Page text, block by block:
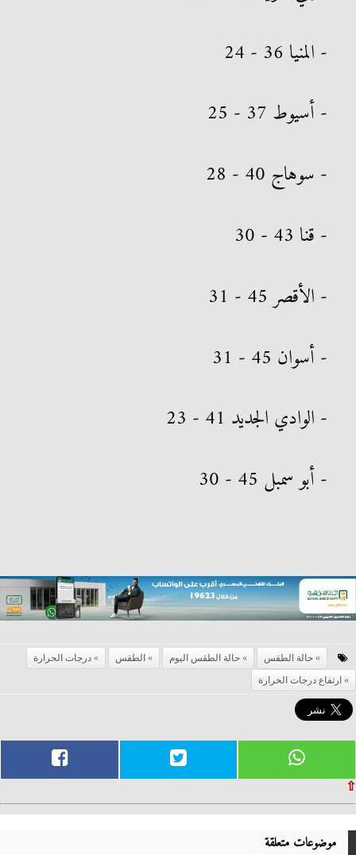
- المنيا 36 - 24
- أسيوط 37 - 25
- سوهاج 40 - 28
- قنا 43 - 30
- الأقصر 45 - 31
- أسوان 45 - 31
- الوادي الجديد 41 - 23
- أبو سمبل 45 - 30
حالة الطقس حالة الطقس اليوم الطقس
درجات الحرارة
ارتفاع درجات الحرارة
⇧
موضوعات متعلقة